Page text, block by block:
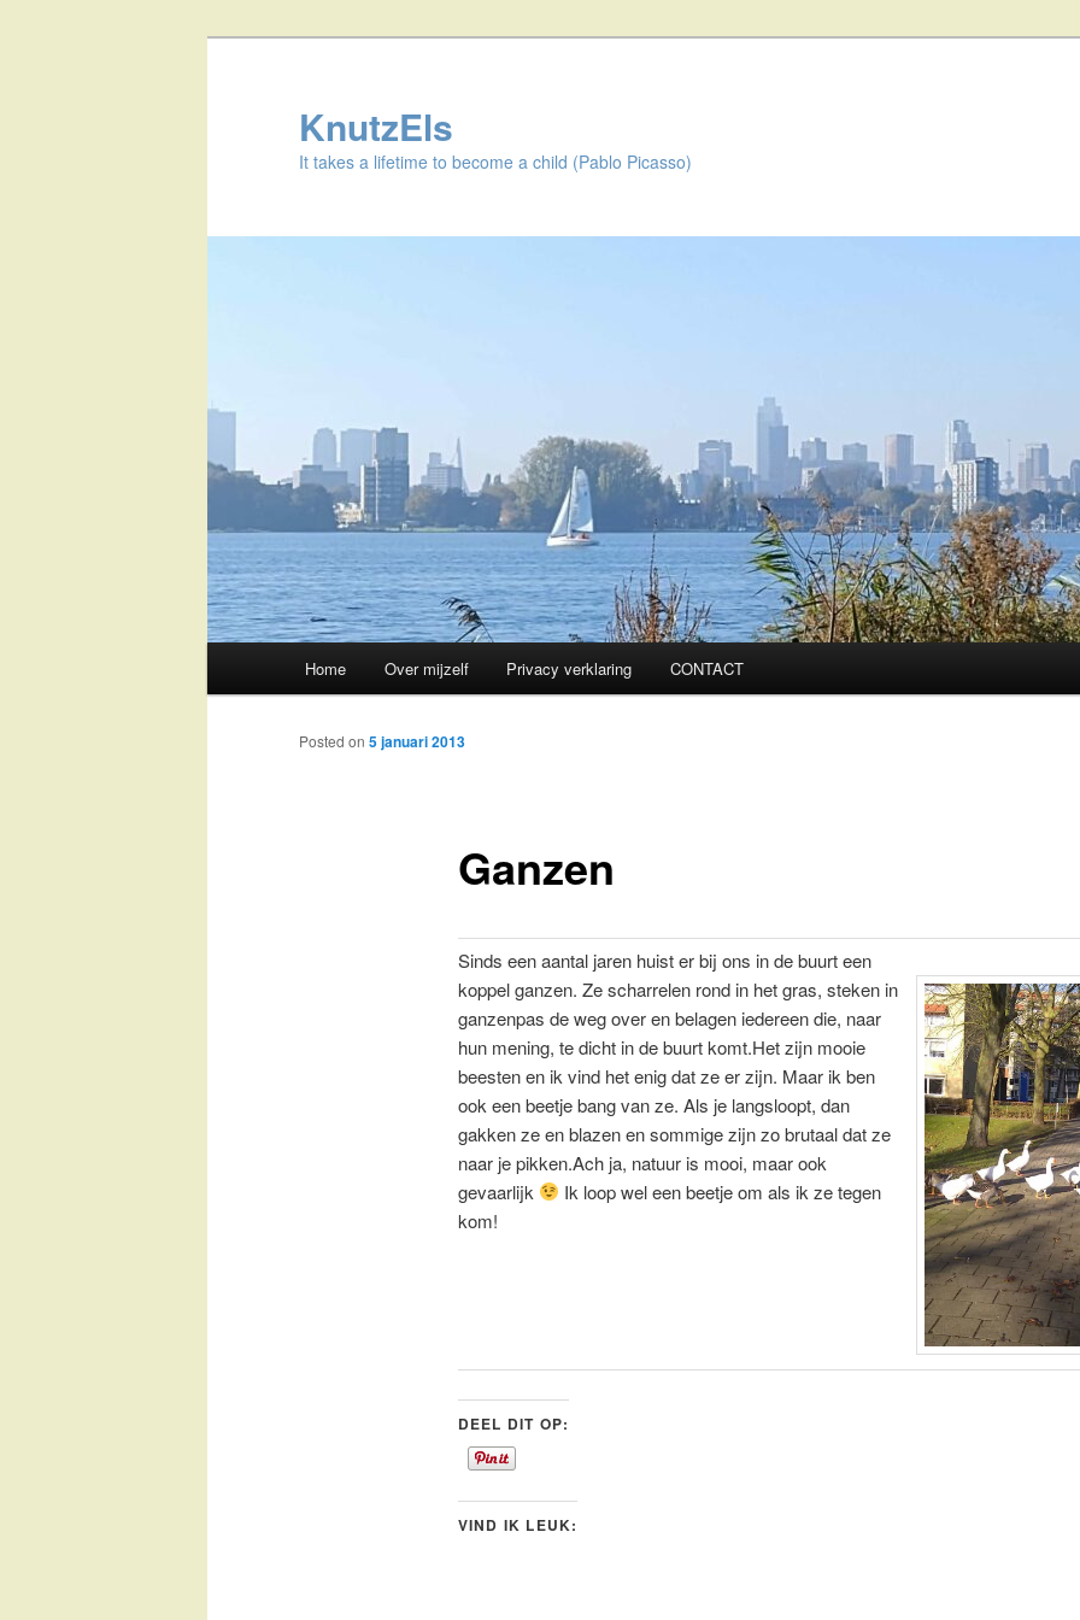
KnutzEls
It takes a lifetime to become a child (Pablo Picasso)
Skip
to
Home Over mijzelf Privacy verklaring CONTACT
Ganzen
Posted on 5 januari 2013
Sinds een aantal jaren huist er bij ons in de buurt een
koppel ganzen. Ze scharrelen rond in het gras, steken in
ganzenpas de weg over en belagen iedereen die, naar
hun mening, te dicht in de buurt komt.Het zijn mooie
beesten en ik vind het enig dat ze er zijn. Maar ik ben
ook een beetje bang van ze. Als je langsloopt, dan
gakken ze en blazen en sommige zijn zo brutaal dat ze
naar je pikken.Ach ja, natuur is mooi, maar ook
gevaarlijk
Ik loop wel een beetje om als ik ze tegen
kom!
DEEL DIT OP:
VIND IK LEUK: